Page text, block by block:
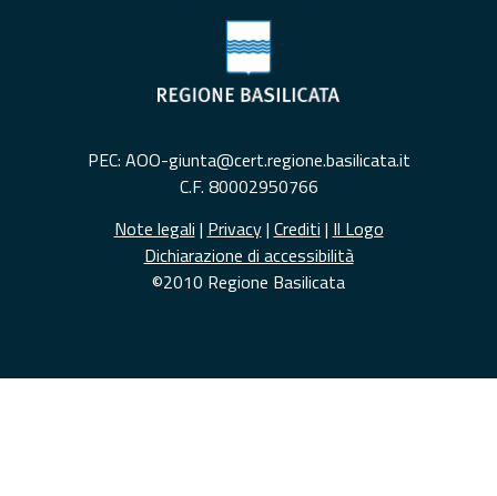
PEC: AOO-giunta@cert.regione.basilicata.it
C.F. 80002950766
Note legali | Privacy| Crediti | Il Logo
Dichiarazione di accessibilità
©2010 Regione Basilicata